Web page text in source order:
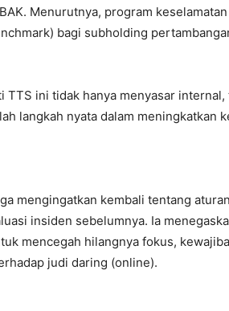
Menurutnya, program
bagi subholding
TTS ini tidak hanya menyasar
langkah nyata dalam meningkatkan
mengingatkan kembali tentang
insiden sebelumnya. Ia
mencegah hilangnya fokus,
judi daring (online).